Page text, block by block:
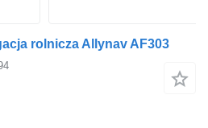
rolnicza Allynav AF303